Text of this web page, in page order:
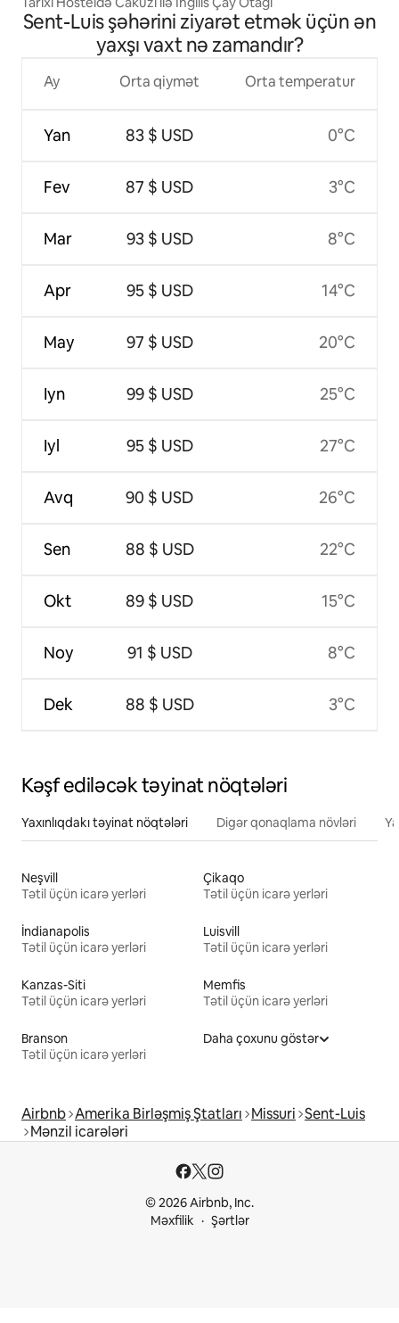
Sent-Luis şəhərini ziyarət etmək üçün ən
yaxşı vaxt nə zamandır?
Ay
Yan
Fev
Mar
Apr
May
Iyn
Iyl
Avq
Sen
Okt
Noy
Dek
Orta qiymət
83 $ USD
87 $ USD
93 $ USD
95 $ USD
97 $ USD
99 $ USD
95 $ USD
90 $ USD
88 $ USD
89 $ USD
91 $ USD
88 $ USD
Orta temperatur
0°C
3°C
8°C
14°C
20°C
25°C
27°C
26°C
22°C
15°C
8°C
3°C
Kəşf ediləcək təyinat nöqtələri
Yaxınlıqdakı təyinat nöqtələri Digər qonaqlama növləri
Neşvill
Tətil üçün icarə yerləri
Çikaqo
Tətil üçün icarə yerləri
İndianapolis
Tətil üçün icarə yerləri
Luisvill
Tətil üçün icarə yerləri
Kanzas-Siti
Tətil üçün icarə yerləri
Memfis
Tətil üçün icarə yerləri
Branson
Tətil üçün icarə yerləri
Daha çoxunu göstər
Airbnb Amerika Birləşmiş Ştatları Missuri Sent-Luis
Mənzil icarələri
© 2026 Airbnb, Inc.
Məxfilik
Şərtlər